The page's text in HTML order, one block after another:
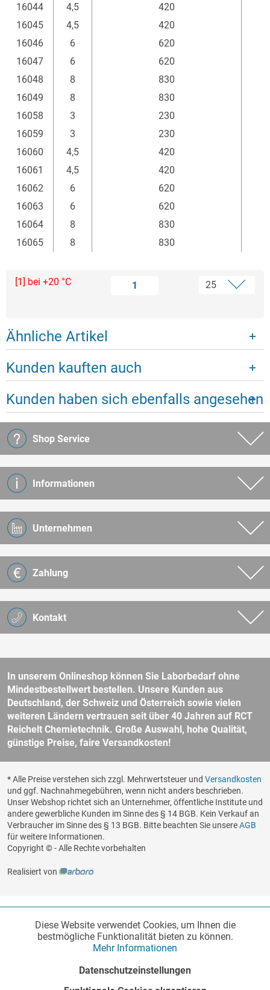
16044
4,5
420
16045
4,5
420
16046
6
620
16047
6
620
16048
8
830
16049
8
830
16058
3
230
16059
3
230
16060
4,5
420
16061
4,5
420
16062
6
620
16063
6
620
16064
8
830
16065
8 830
1
[1] bei +20 °C
Ähnliche Artikel
Kunden kauften auch
Kunden haben sich ebenfalls angesehen
Kontakt
Shop Service
Informationen
Unternehmen
Zahlung
In unserem Onlineshop können Sie Laborbedarf ohne
Mindestbestellwert bestellen. Unsere Kunden aus
Deutschland, der Schweiz und Österreich sowie vielen
weiteren Ländern vertrauen seit über 40 Jahren auf RCT
Reichelt Chemietechnik. Große Auswahl, hohe Qualität,
günstige Preise, faire Versandkosten!
* Alle Preise verstehen sich zzgl. Mehrwertsteuer und Versandkosten
und ggf. Nachnahmegebühren, wenn nicht anders beschrieben.
Unser Webshop richtet sich an Unternehmer, öffentliche Institute und
andere gewerbliche Kunden im Sinne des § 14 BGB. Kein Verkauf an
Verbraucher im Sinne des § 13 BGB. Bitte beachten Sie unsereAGB
für weitere Informationen.
Copyright © - Alle Rechte vorbehalten
Realisiert von
Funktionale Aktiv
Diese Website verwendet Cookies, um Ihnen die
bestmögliche Funktionalität bieten zu können.
Mehr Informationen
Datenschutzeinstellungen